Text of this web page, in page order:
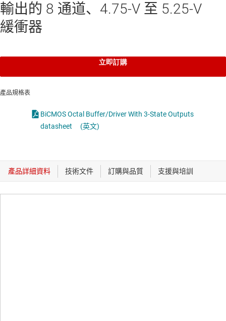
輸出的 8 通道、4.75-V 至 5.25-V
緩衝器
立即訂購
產品規格表
BiCMOS Octal Buffer/Driver With 3-State Outputs
datasheet
(英文)